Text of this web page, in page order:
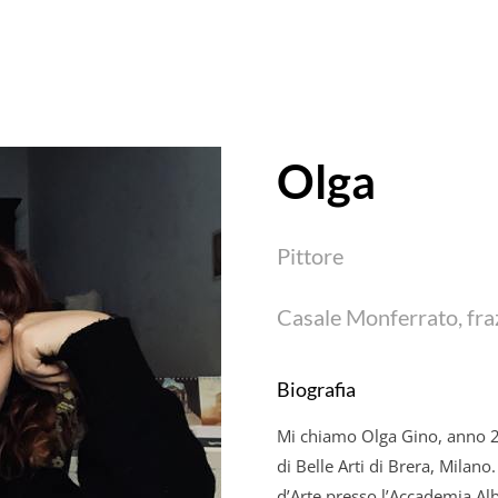
Olga
Pittore
Casale Monferrato,
Biografia
Mi chiamo Olga Gino, anno
di Belle Arti di Brera,